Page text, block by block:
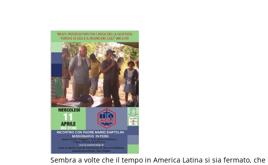
Sembra a volte che il tempo in America Latina si sia fermato,